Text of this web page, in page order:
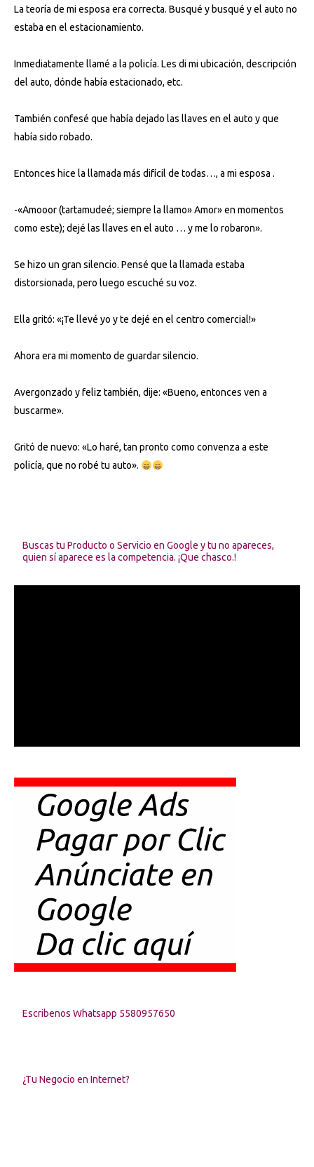
La teoría de mi esposa era correcta. Busqué y busqué y el auto no
estaba en el estacionamiento.
Inmediatamente llamé a la policía. Les di mi ubicación, descripción
del auto, dónde había estacionado, etc.
También confesé que había dejado las llaves en el auto y que
había sido robado.
Entonces hice la llamada más difícil de todas…, a mi esposa .
-«Amooor (tartamudeé; siempre la llamo» Amor» en momentos
como este); dejé las llaves en el auto … y me lo robaron».
Se hizo un gran silencio. Pensé que la llamada estaba
distorsionada, pero luego escuché su voz.
Ella gritó: «¡Te llevé yo y te dejé en el centro comercial!»
Ahora era mi momento de guardar silencio.
Avergonzado y feliz también, dije: «Bueno, entonces ven a
buscarme».
Gritó de nuevo: «Lo haré, tan pronto como convenza a este
policía, que no robé tu auto».
Buscas tu Producto o Servicio en Google y tu no apareces,
quien sí aparece es la competencia. ¡Que chasco.!
Escribenos Whatsapp 5580957650
¿Tu Negocio en Internet?